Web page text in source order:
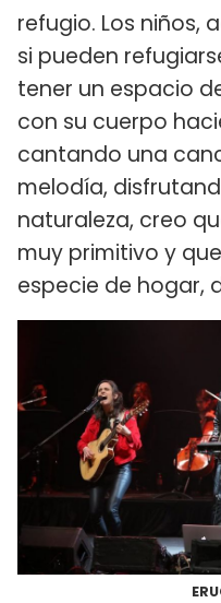
refugio. Los niños,
si pueden
tener un espacio
con su cuerpo
cantando una
melodía,
naturaleza, creo
muy primitivo y
especie de hogar,